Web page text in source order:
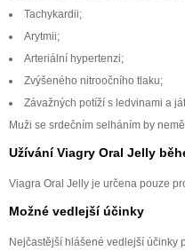
Tachykardii;
Arytmii;
Arteriální hypertenzi;
Zvýšeného nitroočního tlaku;
Závažných potíží s ledvinami a
Muži se srdečním selháním by
Užívání Viagry Oral Jelly
Viagra Oral Jelly je určena pouze
Možné vedlejší účinky
Nejčastější hlášené vedlejší účinky